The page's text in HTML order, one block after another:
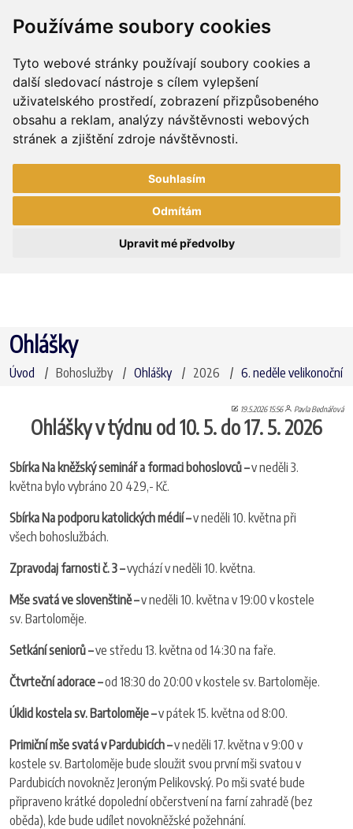
Používáme soubory cookies
Tyto webové stránky používají soubory cookies a
další sledovací nástroje s cílem vylepšení
uživatelského prostředí, zobrazení přizpůsobeného
obsahu a reklam, analýzy návštěvnosti webových
stránek a zjištění zdroje návštěvnosti.
Souhlasím
Odmítám
Upravit mé předvolby
Ohlášky
Úvod Bohoslužby Ohlášky 2026 6. neděle velikonoční
19.5.2026 15:56 Pavla Bednářová
Ohlášky v týdnu od 10. 5. do 17. 5. 2026
Sbírka Na kněžský seminář a formaci bohoslovců –v neděli 3.
května bylo vybráno 20 429,- Kč.
Sbírka Na podporu katolických médií –v neděli 10. května při
všech bohoslužbách.
Zpravodaj farnosti č. 3 –vychází v neděli 10. května.
Mše svatá ve slovenštině –v neděli 10. května v 19:00 v kostele
sv. Bartoloměje.
Setkání seniorů –ve středu 13. května od 14:30 na faře.
Čtvrteční adorace –od 18:30 do 20:00 v kostele sv. Bartoloměje.
Úklid kostela sv. Bartoloměje –v pátek 15. května od 8:00.
Primiční mše svatá v Pardubicích –v neděli 17. května v 9:00 v
kostele sv. Bartoloměje bude sloužit svou první mši svatou v
Pardubicích novokněz Jeroným Pelikovský. Po mši svaté bude
připraveno krátké dopolední občerstvení na farní zahradě (bez
oběda), kde bude udílet novokněžské požehnání.